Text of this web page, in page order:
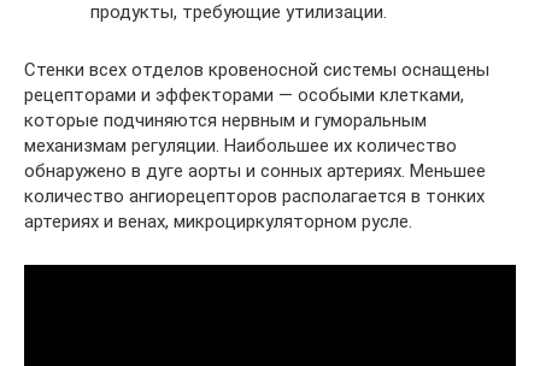
продукты, требующие утилизации.
Стенки всех отделов кровеносной системы оснащены
рецепторами и эффекторами — особыми клетками,
которые подчиняются нервным и гуморальным
механизмам регуляции. Наибольшее их количество
обнаружено в дуге аорты и сонных артериях. Меньшее
количество ангиорецепторов располагается в тонких
артериях и венах, микроциркуляторном русле.